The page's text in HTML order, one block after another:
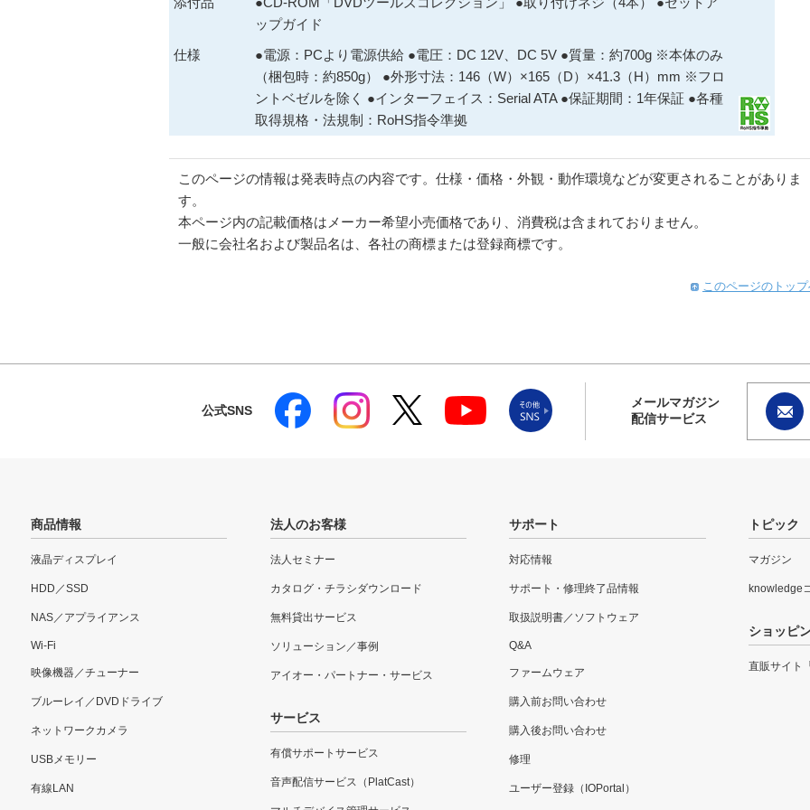
ップガイド
仕様
●電源：PCより電源供給 ●電圧：DC 12V、DC 5V ●質量：約700g ※本体のみ
（梱包時：約850g） ●外形寸法：146（W）×165（D）×41.3（H）mm ※フロ
ントベゼルを除く ●インターフェイス：Serial ATA ●保証期間：1年保証 ●各種
取得規格・法規制：RoHS指令準拠
このページの情報は発表時点の内容です。仕様・価格・外観・動作環境などが変更されることがありま
す。
本ページ内の記載価格はメーカー希望小売価格であり、消費税は含まれておりません。
一般に会社名および製品名は、各社の商標または登録商標です。
このページのトッ
公式SNS
メールマガジン
配信サービス
商品情報
液晶ディスプレイ
HDD／SSD
NAS／アプライアンス
Wi-Fi
映像機器／チューナー
ブルーレイ／DVDドライブ
ネットワークカメラ
USBメモリー
有線LAN
法人のお客様
法人セミナー
カタログ・チラシダウンロード
無料貸出サービス
ソリューション／事例
アイオー・パートナー・サービス
サービス
有償サポートサービス
音声配信サービス（PlatCast）
サポート
対応情報
サポート・修理終了品情報
取扱説明書／ソフトウェア
Q&A
ファームウェア
購入前お問い合わせ
購入後お問い合わせ
修理
ユーザー登録（IOPortal）
トピック
マガジン
knowledge
ショッピ
直販サイト